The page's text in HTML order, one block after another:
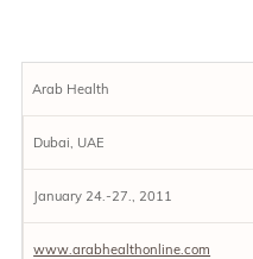
Arab Health
Dubai, UAE
January 24.-27., 2011
www.arabhealthonline.com